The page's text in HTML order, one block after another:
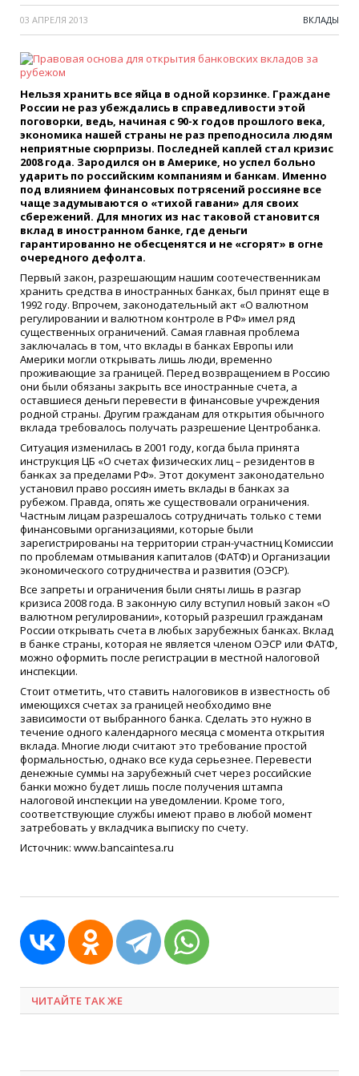
03 АПРЕЛЯ 2013 ВКЛАДЫ
Нельзя хранить все яйца в одной корзинке. Граждане
России не раз убеждались в справедливости этой
поговорки, ведь, начиная с 90-х годов прошлого века,
экономика нашей страны не раз преподносила людям
неприятные сюрпризы. Последней каплей стал кризис
2008 года. Зародился он в Америке, но успел больно
ударить по российским компаниям и банкам. Именно
под влиянием финансовых потрясений россияне все
чаще задумываются о «тихой гавани» для своих
сбережений. Для многих из нас таковой становится
вклад в иностранном банке, где деньги
гарантированно не обесценятся и не «сгорят» в огне
очередного дефолта.
Первый закон, разрешающим нашим соотечественникам
хранить средства в иностранных банках, был принят еще в
1992 году. Впрочем, законодательный акт «О валютном
регулировании и валютном контроле в РФ» имел ряд
существенных ограничений. Самая главная проблема
заключалась в том, что вклады в банках Европы или
Америки могли открывать лишь люди, временно
проживающие за границей. Перед возвращением в Россию
они были обязаны закрыть все иностранные счета, а
оставшиеся деньги перевести в финансовые учреждения
родной страны. Другим гражданам для открытия обычного
вклада требовалось получать разрешение Центробанка.
Ситуация изменилась в 2001 году, когда была принята
инструкция ЦБ «О счетах физических лиц – резидентов в
банках за пределами РФ». Этот документ законодательно
установил право россиян иметь вклады в банках за
рубежом. Правда, опять же существовали ограничения.
Частным лицам разрешалось сотрудничать только с теми
финансовыми организациями, которые были
зарегистрированы на территории стран-участниц Комиссии
по проблемам отмывания капиталов (ФАТФ) и Организации
экономического сотрудничества и развития (ОЭСР).
Все запреты и ограничения были сняты лишь в разгар
кризиса 2008 года. В законную силу вступил новый закон «О
валютном регулировании», который разрешил гражданам
России открывать счета в любых зарубежных банках. Вклад
в банке страны, которая не является членом ОЭСР или ФАТФ,
можно оформить после регистрации в местной налоговой
инспекции.
Стоит отметить, что ставить налоговиков в известность об
имеющихся счетах за границей необходимо вне
зависимости от выбранного банка. Сделать это нужно в
течение одного календарного месяца с момента открытия
вклада. Многие люди считают это требование простой
формальностью, однако все куда серьезнее. Перевести
денежные суммы на зарубежный счет через российские
банки можно будет лишь после получения штампа
налоговой инспекции на уведомлении. Кроме того,
соответствующие службы имеют право в любой момент
затребовать у вкладчика выписку по счету.
Источник: www.bancaintesa.ru
ЧИТАЙТЕ ТАК ЖЕ